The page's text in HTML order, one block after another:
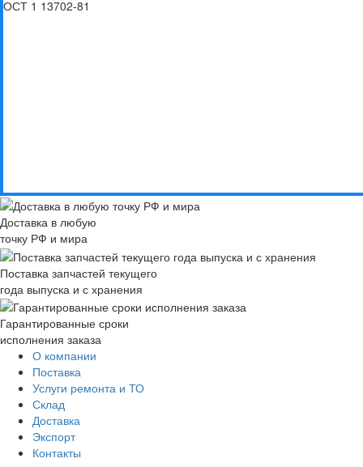
ОСТ 1 13702-81
Доставка в любую
точку РФ и мира
Поставка запчастей текущего
года выпуска и с хранения
Гарантированные сроки
исполнения заказа
О компании
Поставка
Услуги ремонта и ТО
Склад
Доставка
Экспорт
Контакты